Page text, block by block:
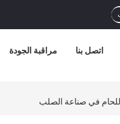
مراقبة الجودة اتصل بنا